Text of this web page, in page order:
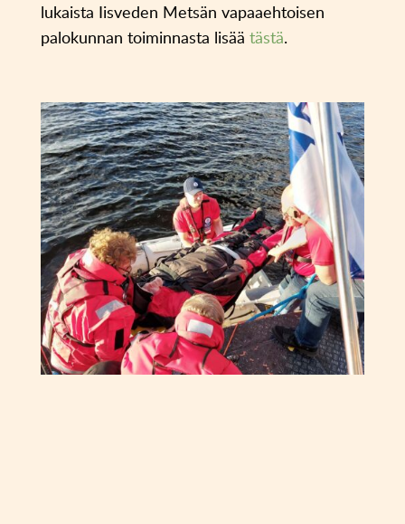
lukaista Iisveden Metsän vapaaehtoisen
palokunnan toiminnasta lisää tästä.